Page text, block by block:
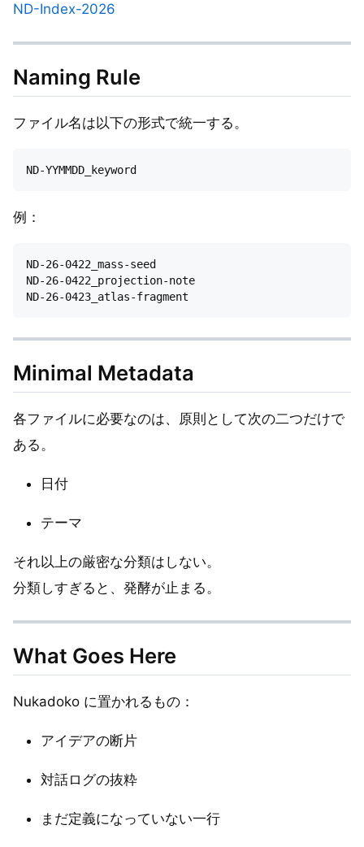
ND-Index-2026
Naming Rule
ファイル名は以下の形式で統一する。
例：
ND-26-0422_mass-seed
ND-26-0422_projection-note
Minimal Metadata
各ファイルに必要なのは、原則として次の二つだけで
ある。
日付
テーマ
それ以上の厳密な分類はしない。
分類しすぎると、発酵が止まる。
What Goes Here
Nukadoko に置かれるもの：
アイデアの断片
対話ログの抜粋
まだ定義になっていない一行